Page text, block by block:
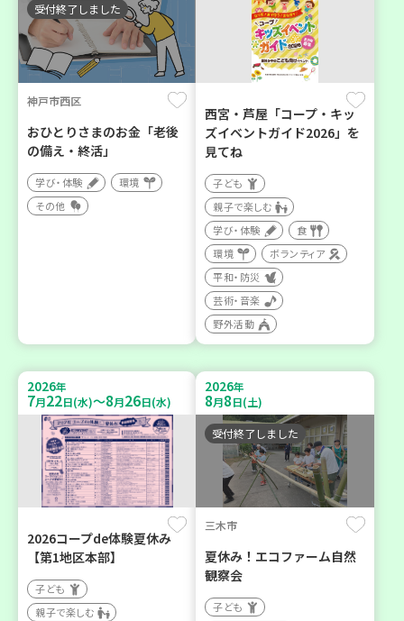
受付終了しました
神戸市西区
おひとりさまのお金「老後
の備え・終活」
学び・体験
環境
その他
西宮・芦屋「コープ・キッ
ズイベントガイド2026」を
見てね
子ども
親子で楽しむ
学び・体験
食
環境
ボランティア
平和・防災
芸術・音楽
野外活動
2026年
7月22日(水)～8月26日(水)
2026コープde体験夏休み
【第1地区本部】
子ども
親子で楽しむ
2026年
8月8日(土)
受付終了しました
三木市
夏休み！エコファーム自然
観察会
子ども